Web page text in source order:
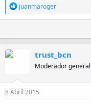
R
e
a
c
s
juanmaroger
trust_bcn
Moderador general
8 Abril 2015